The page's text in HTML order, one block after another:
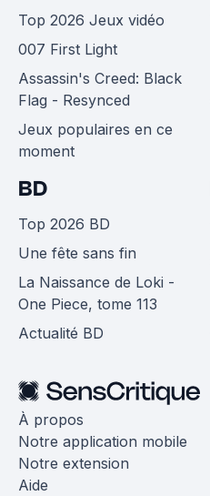
Top 2026 Jeux vidéo
007 First Light
Assassin's Creed: Black
Flag - Resynced
Jeux populaires en ce
moment
BD
Top 2026 BD
Une fête sans fin
La Naissance de Loki -
One Piece, tome 113
Actualité BD
À propos
Notre application mobile
Notre extension
Aide